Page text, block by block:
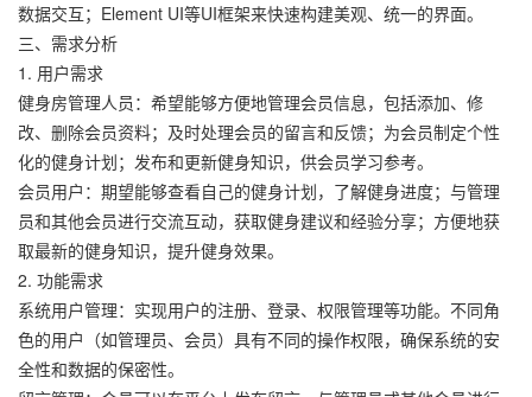
数据交互；Element UI等UI框架来快速构建美观、统一的界面。
三、需求分析
1. 用户需求
健身房管理人员：希望能够方便地管理会员信息，包括添加、修
改、删除会员资料；及时处理会员的留言和反馈；为会员制定个性
化的健身计划；发布和更新健身知识，供会员学习参考。
会员用户：期望能够查看自己的健身计划，了解健身进度；与管理
员和其他会员进行交流互动，获取健身建议和经验分享；方便地获
取最新的健身知识，提升健身效果。
2. 功能需求
系统用户管理：实现用户的注册、登录、权限管理等功能。不同角
色的用户（如管理员、会员）具有不同的操作权限，确保系统的安
全性和数据的保密性。